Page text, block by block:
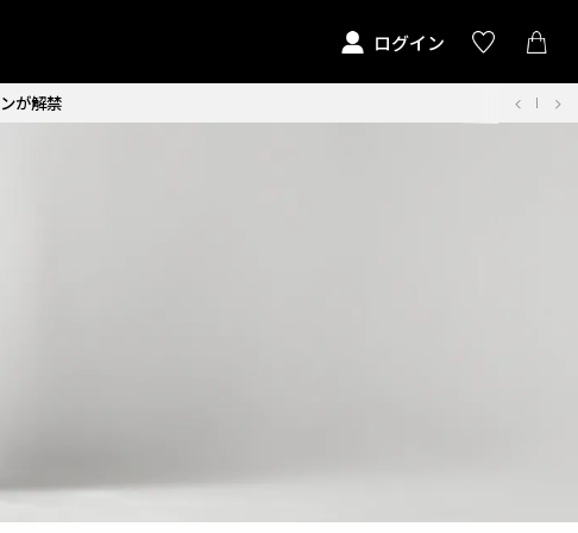
ログイン
が解禁